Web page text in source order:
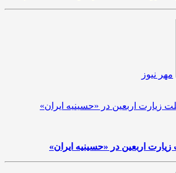
مهر نیوز
اربعین در «حسینیه ایران»